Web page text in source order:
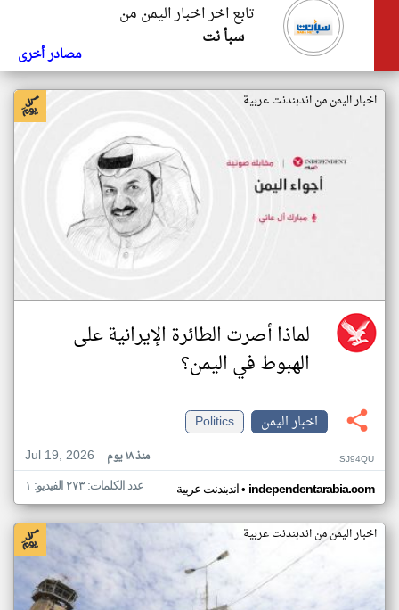
تابع اخر اخبار اليمن من
سبأ نت
مصادر أخرى
اخبار اليمن من اندبندنت عربية
لماذا أصرت الطائرة الإيرانية على
الهبوط في اليمن؟
اخبار اليمن
Politics
Jul 19, 2026
منذ ١٨ يوم SJ94QU
اندبندنت عربية• independentarabia.com عدد الكلمات: ٢٧٣ الفيديو: ١
اخبار اليمن من اندبندنت عربية